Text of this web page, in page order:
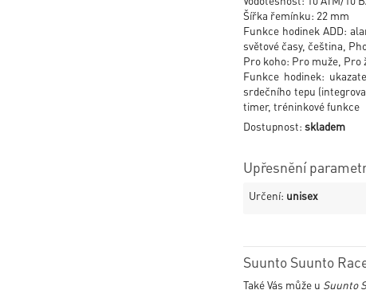
Šířka řemínku: 22 mm
Funkce hodinek ADD:
světové časy, čeština,
Pro koho: Pro muže, Pro
Funkce hodinek:
srdečního tepu
timer, tréninkové funkce
Dostupnost:skladem
Upřesnění
Určení: unisex
Suunto Suunto
Také Vás může u Suunto